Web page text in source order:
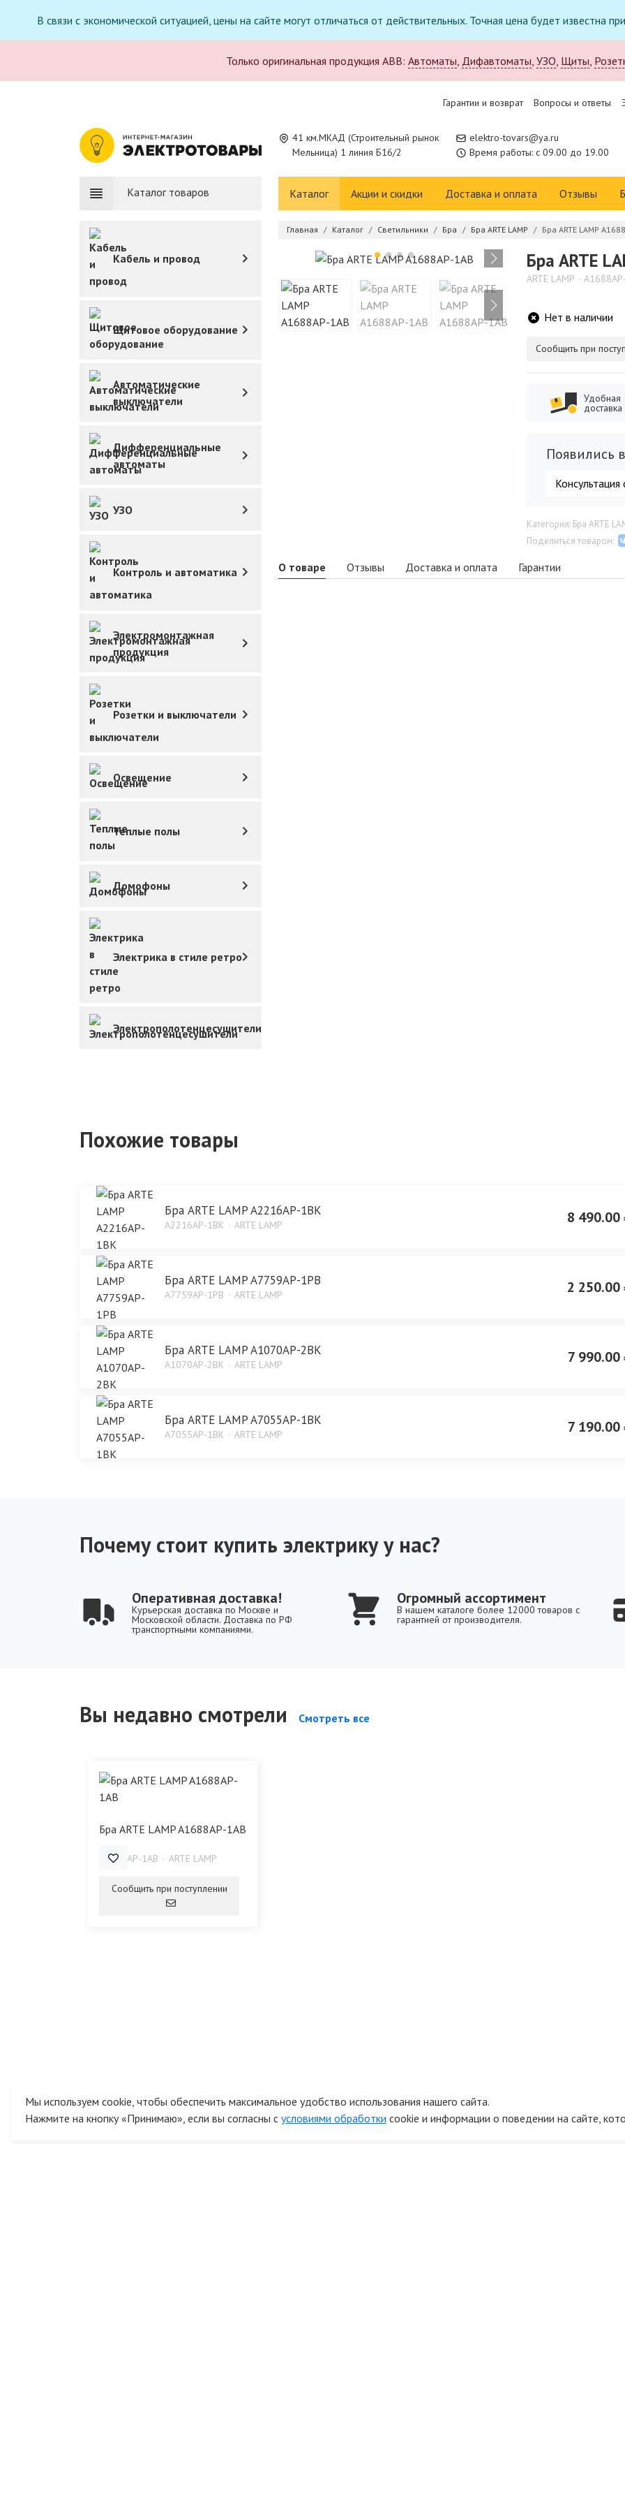
В связи с экономической ситуацией, цены на сайте могут отличаться от действительных. Точная цена будет
Только оригинальная продукция ABB: Автоматы, Дифавтоматы, УЗО, Щиты,
Гарантии и возврат Вопросы и ответы
41 км.МКАД (Строительный рынок
Мельница) 1 линия Б16/2
elektro-tovars@ya.ru
Время работы: с 09.00 до 19.00
Каталог товаров Каталог Акции и скидки Доставка и оплата Отзывы
Кабель и провод
Щитовое оборудование
Автоматические
выключатели
Дифференциальные
автоматы
УЗО
Контроль и автоматика
Электромонтажная
продукция
Розетки и выключатели
Освещение
Теплые полы
Домофоны
Электрика в стиле ретро
Электрополотенцесушители
Главная Каталог Светильники Бра Бра ARTE LAMP Бра ARTE LAMP
Бра ARTE
ARTE LAMP
Нет в наличии
Сообщить при
Удобная
доставка
Появились
Консультация
Категория: Бра ARTE
Поделиться товаром:
О товаре Отзывы Доставка и оплата Гарантии
Похожие товары
Бра ARTE LAMP A2216AP-1BK
A2216AP-1BK ARTE LAMP 8 490.00
Бра ARTE LAMP A7759AP-1PB
A7759AP-1PB ARTE LAMP 2 250.00
Бра ARTE LAMP A1070AP-2BK
A1070AP-2BK ARTE LAMP 7 990.00
Бра ARTE LAMP A7055AP-1BK
A7055AP-1BK ARTE LAMP 7 190.00
Почему стоит купить электрику у нас?
Оперативная доставка!
Курьерская доставка по Москве и
Московской области. Доставка по РФ
транспортными компаниями.
Огромный ассортимент
В нашем каталоге более 12000 товаров с
гарантией от производителя.
Вы недавно смотрели Смотреть все
Бра ARTE LAMP A1688AP-1AB
A1688AP-1AB ARTE LAMP
Мы используем cookie, чтобы обеспечить максимальное удобство использования нашего сайта.
Нажмите на кнопку «Принимаю», если вы согласны с условиями обработки cookie и информации о поведении на сайте,